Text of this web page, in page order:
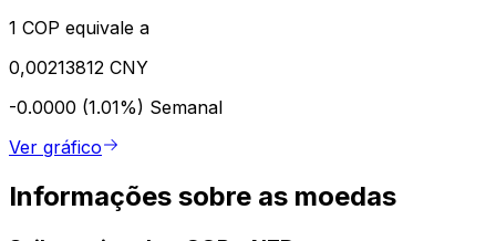
1 COP equivale a
0,00213812 CNY
-0.0000 (1.01%) Semanal
Ver gráfico
Informações sobre as moedas